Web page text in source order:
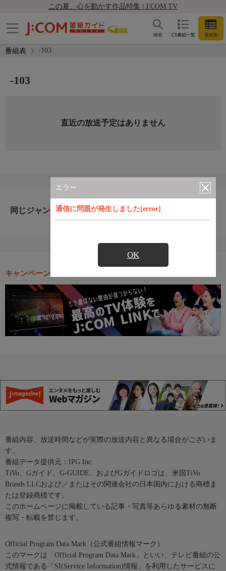
この夏、心を動かす作品特集 | J:COM TV
CS番組一覧 番組表
検索
番組表 -103
エラー
通信に問題が発生しました[error]
OK
-103
直近の放送予定はありません
同じジャンルのおすすめ番組
キャンペーン・お得な情報
番組内容、放送時間などが実際の放送内容と異なる場合がございま
す。
番組データ提供元：IPG Inc.
TiVo、Gガイド、G-GUIDE、およびGガイドロゴは、米国TiVo
Brands LLCおよび／またはその関連会社の日本国内における商標ま
たは登録商標です。
このホームページに掲載している記事・写真等あらゆる素材の無断
複写・転載を禁じます。
Official Program Data Mark（公式番組情報マーク）
このマークは「Official Program Data Mark」といい、テレビ番組の公
式情報である「SI(Service Information)情報」を利用したサービスに